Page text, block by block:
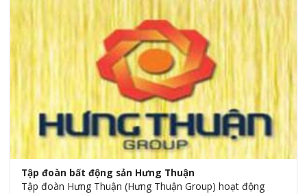
Tập đoàn bất động sản Hưng Thuận
Tập đoàn Hưng Thuận (Hưng Thuận Group) hoạt động